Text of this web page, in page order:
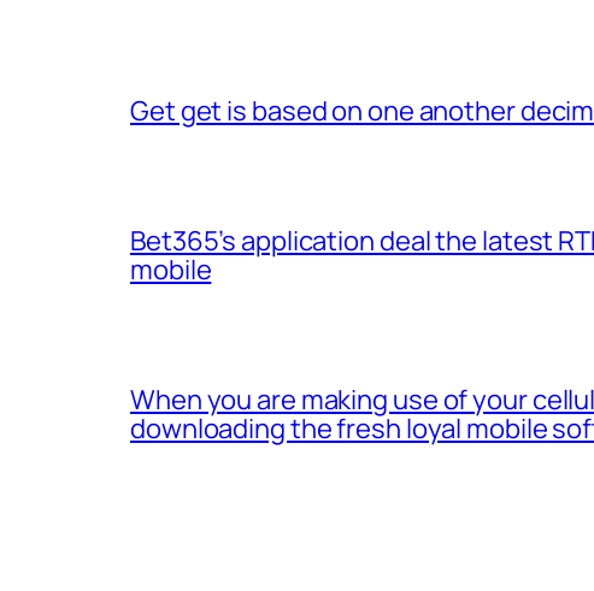
Get get is based on one another
Bet365’s application deal the latest
mobile
When you are making use of your
downloading the fresh loyal mobile